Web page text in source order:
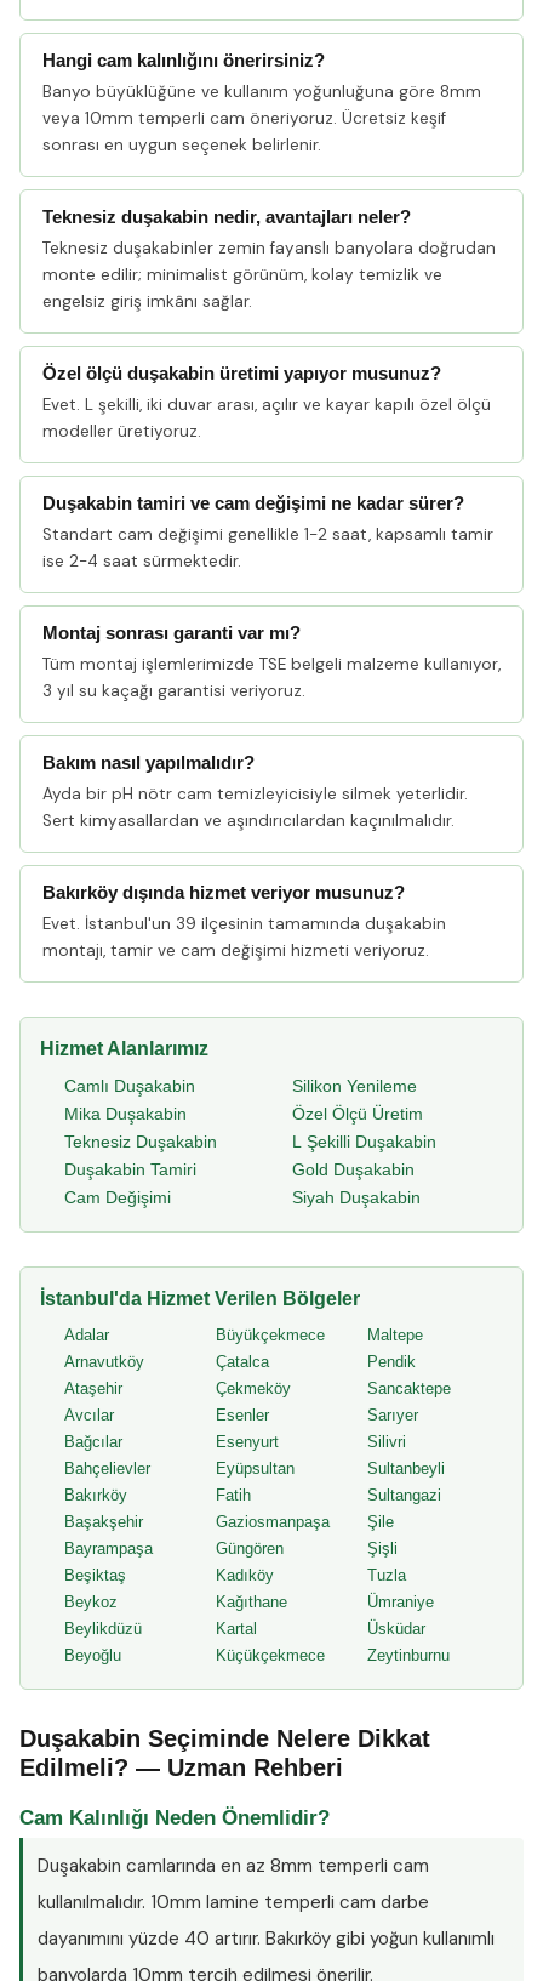
Hangi cam kalınlığını önerirsiniz?
Banyo büyüklüğüne ve kullanım yoğunluğuna göre 8mm
veya 10mm temperli cam öneriyoruz. Ücretsiz keşif
sonrası en uygun seçenek belirlenir.
Teknesiz duşakabin nedir, avantajları neler?
Teknesiz duşakabinler zemin fayanslı banyolara doğrudan
monte edilir; minimalist görünüm, kolay temizlik ve
engelsiz giriş imkânı sağlar.
Özel ölçü duşakabin üretimi yapıyor musunuz?
Evet. L şekilli, iki duvar arası, açılır ve kayar kapılı özel ölçü
modeller üretiyoruz.
Duşakabin tamiri ve cam değişimi ne kadar sürer?
Standart cam değişimi genellikle 1-2 saat, kapsamlı tamir
ise 2-4 saat sürmektedir.
Montaj sonrası garanti var mı?
Tüm montaj işlemlerimizde TSE belgeli malzeme kullanıyor,
3 yıl su kaçağı garantisi veriyoruz.
Bakım nasıl yapılmalıdır?
Ayda bir pH nötr cam temizleyicisiyle silmek yeterlidir.
Sert kimyasallardan ve aşındırıcılardan kaçınılmalıdır.
Bakırköy dışında hizmet veriyor musunuz?
Evet. İstanbul'un 39 ilçesinin tamamında duşakabin
montajı, tamir ve cam değişimi hizmeti veriyoruz.
Hizmet Alanlarımız
Camlı Duşakabin
Mika Duşakabin
Teknesiz Duşakabin
Duşakabin Tamiri
Cam Değişimi
Silikon Yenileme
Özel Ölçü Üretim
L Şekilli Duşakabin
Gold Duşakabin
Siyah Duşakabin
İstanbul'da Hizmet Verilen Bölgeler
Adalar
Arnavutköy
Ataşehir
Avcılar
Bağcılar
Bahçelievler
Bakırköy
Başakşehir
Bayrampaşa
Beşiktaş
Beykoz
Beylikdüzü
Beyoğlu
Büyükçekmece
Çatalca
Çekmeköy
Esenler
Esenyurt
Eyüpsultan
Fatih
Gaziosmanpaşa
Güngören
Kadıköy
Kağıthane
Kartal
Küçükçekmece
Maltepe
Pendik
Sancaktepe
Sarıyer
Silivri
Sultanbeyli
Sultangazi
Şile
Şişli
Tuzla
Ümraniye
Üsküdar
Zeytinburnu
Duşakabin Seçiminde Nelere Dikkat
Edilmeli? — Uzman Rehberi
Cam Kalınlığı Neden Önemlidir?
Duşakabin camlarında en az 8mm temperli cam
kullanılmalıdır. 10mm lamine temperli cam darbe
dayanımını yüzde 40 artırır. Bakırköy gibi yoğun kullanımlı
banyolarda 10mm tercih edilmesi önerilir.